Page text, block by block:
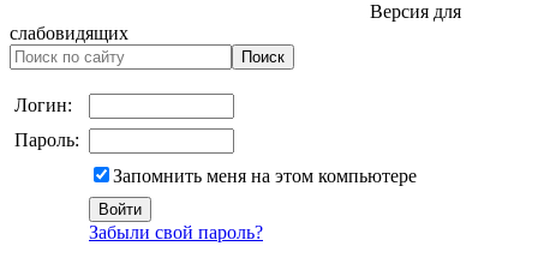
Версия для
слабовидящих
Логин:
Пароль:
Запомнить меня на этом компьютере
Забыли свой пароль?